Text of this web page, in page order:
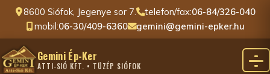
8600 Siófok, Jegenye sor 7. telefon/fax:06-84/326-040
mobil:06-30/409-6360 gemini@gemini-epker.hu
Gemini Ép-Ker
ATTI-SIÓ KFT. • TÜZÉP SIÓFOK